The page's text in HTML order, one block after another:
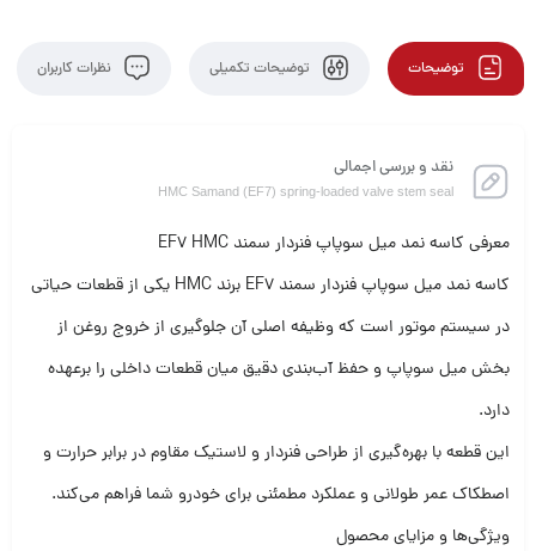
توضیحات توضیحات تکمیلی نظرات کاربران
نقد و بررسی اجمالی
HMC Samand (EF7) spring-loaded valve stem seal
معرفی کاسه نمد میل سوپاپ فنردار سمند EF7 HMC
کاسه نمد میل سوپاپ فنردار سمند EF7 برند HMC یکی از قطعات حیاتی
در سیستم موتور است که وظیفه اصلی آن جلوگیری از خروج روغن از
بخش میل سوپاپ و حفظ آب‌بندی دقیق میان قطعات داخلی را برعهده
دارد.
این قطعه با بهره‌گیری از طراحی فنردار و لاستیک مقاوم در برابر حرارت و
اصطکاک عمر طولانی و عملکرد مطمئنی برای خودرو شما فراهم می‌کند.
ویژگی‌ها و مزایای محصول